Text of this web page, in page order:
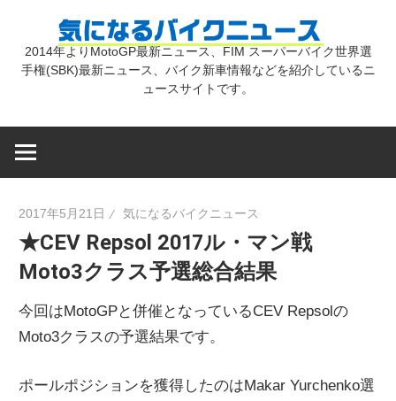
気
イ
ク
2014年よりMotoGP最新ニュース、FIM スーパーバイク世界選
手権(SBK)最新ニュース、バイク新車情報などを紹介しているニ
ュースサイトです。
2017年5月21日 気になるバイクニュース
★CEV Repsol 2017ル・マン戦
Moto3クラス予選総合結果
今回はMotoGPと併催となっているCEV Repsolの
Moto3クラスの予選結果です。
ポールポジションを獲得したのはMakar Yurchenko選